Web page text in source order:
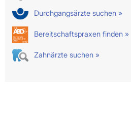
Durchgangsärzte suchen »
Bereitschaftspraxen finden »
Zahnärzte suchen »